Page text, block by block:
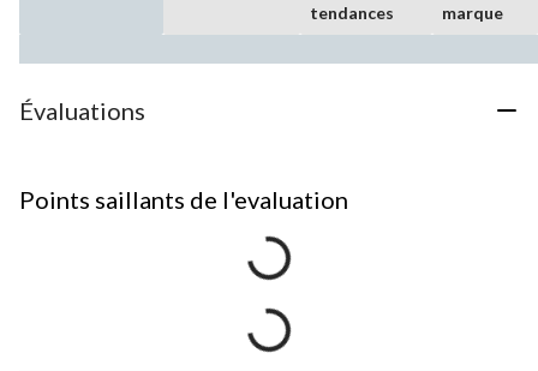
tendances
marque
Évaluations
Points saillants de l'evaluation